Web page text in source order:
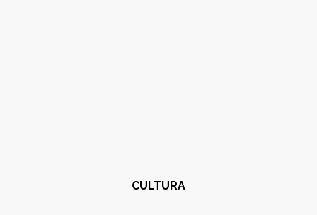
CULTURA